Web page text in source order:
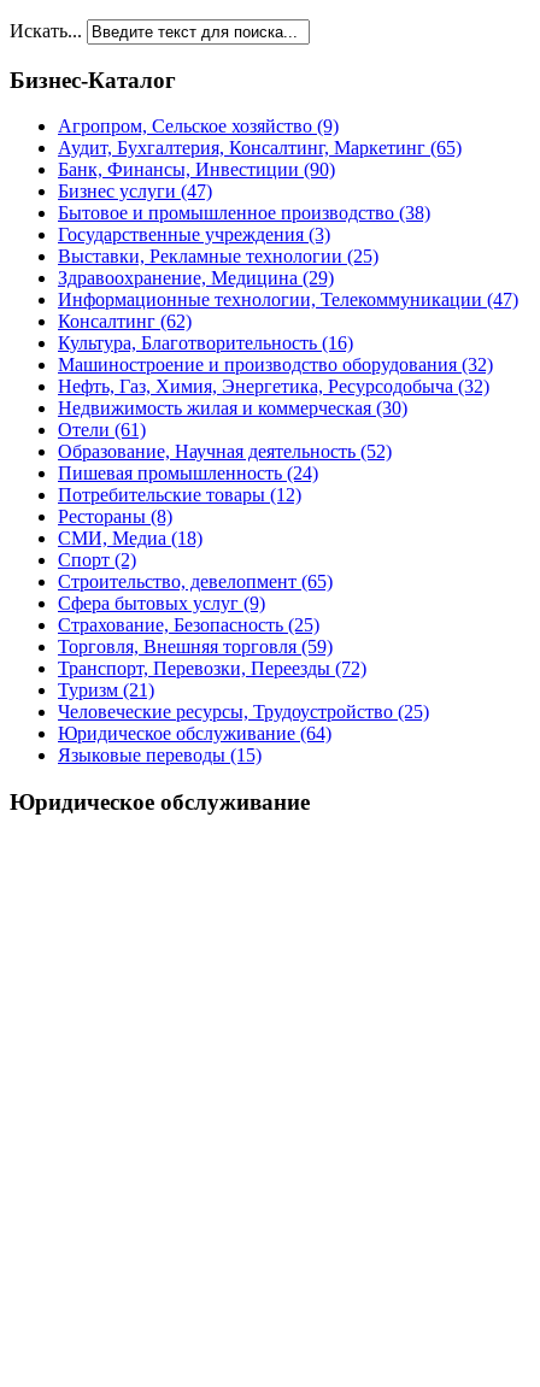
Искать...
Бизнес-Каталог
Агропром, Сельское хозяйство (9)
Аудит, Бухгалтерия, Консалтинг, Маркетинг (65)
Банк, Финансы, Инвестиции (90)
Бизнес услуги (47)
Бытовое и промышленное производство (38)
Государственные учреждения (3)
Выставки, Рекламные технологии (25)
Здравоохранение, Медицина (29)
Информационные технологии, Телекоммуникации (47)
Консалтинг (62)
Культура, Благотворительность (16)
Машиностроение и производство оборудования (32)
Нефть, Газ, Химия, Энергетика, Ресурсодобыча (32)
Недвижимость жилая и коммерческая (30)
Отели (61)
Образование, Научная деятельность (52)
Пишевая промышленность (24)
Потребительские товары (12)
Рестораны (8)
СМИ, Медиа (18)
Спорт (2)
Строительство, девелопмент (65)
Сфера бытовых услуг (9)
Страхование, Безопасность (25)
Торговля, Внешняя торговля (59)
Транспорт, Перевозки, Переезды (72)
Туризм (21)
Человеческие ресурсы, Трудоустройство (25)
Юридическое обслуживание (64)
Языковые переводы (15)
Юридическое обслуживание